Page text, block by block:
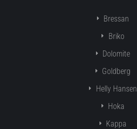
Bressan
Briko
Dolomite
Goldberg
Helly Hansen
Hoka
Kappa